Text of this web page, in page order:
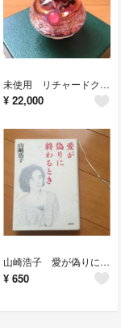
未使用 リチャードクレメンツ香水瓶 パヒューム
¥ 22,000
山崎浩子 愛が偽りに終わるとき 統一教会 ノンフィクション
¥ 650